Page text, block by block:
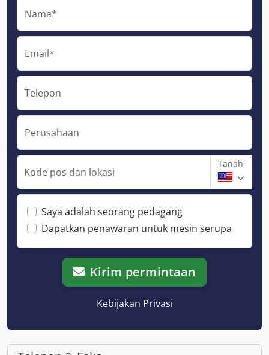
Nama*
Email*
Telepon
Perusahaan
Kode pos dan lokasi
Tanah
Saya adalah seorang pedagang
Dapatkan penawaran untuk mesin serupa
Kirim permintaan
Kebijakan Privasi